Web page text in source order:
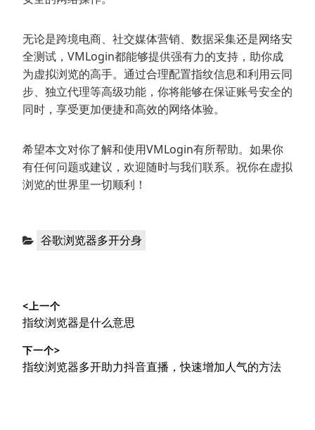
无论是跨境电商、社交媒体营销、数据采集还是网络安
全测试，VMLogin都能够提供强有力的支持，助你成
为虚拟浏览的高手。通过合理配置指纹信息和利用云同
步、独立代理等高级功能，你将能够在保证账号安全的
同时，享受更加便捷和高效的网络体验。
希望本文对你了解和使用VMLogin有所帮助。如果你
有任何问题或建议，欢迎随时与我们联系。祝你在虚拟
浏览的世界里一切顺利！
分 谷歌浏览器多开分身
章
导
航
<上一个
上
文
章：
指纹浏览器是什么意思
下一个>
下
指纹浏览器多开助力抖音直播，快速增加人气的方法